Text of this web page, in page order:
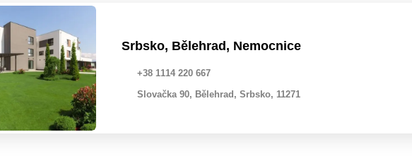
Srbsko, Bělehrad, Nemocnice
+38 1114 220 667
Slovačka 90, Bělehrad, Srbsko, 11271